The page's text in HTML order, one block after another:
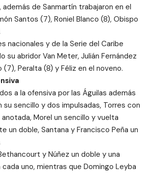
de Sanmartín trabajaron en el
Santos (7), Roniel Blanco (8), Obispo
nacionales y de la Serie del Caribe
su abridor Van Meter, Julián Fernández
(7), Peralta (8) y Féliz en el noveno.
a la ofensiva por las Águilas además
su sencillo y dos impulsadas, Torres con
Morel un sencillo y vuelta
un doble, Santana y Francisco Peña un
y Núñez un doble y una
uno, mientras que Domingo Leyba